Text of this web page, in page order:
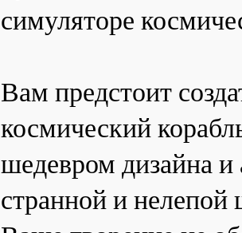
симуляторе
Вам предстоит
космический
шедевром дизайна
странной и